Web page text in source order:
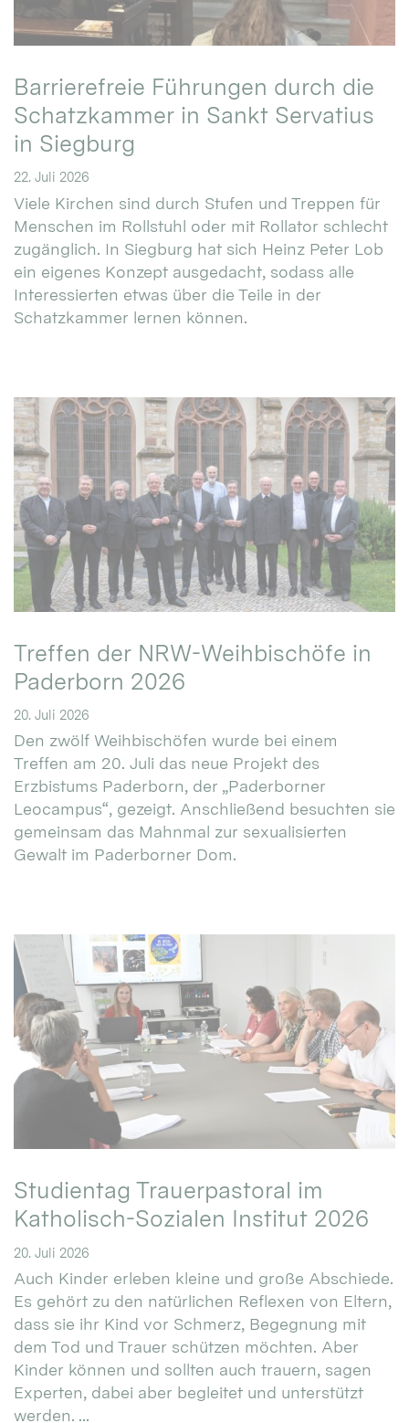
Barrierefreie Führungen durch die
Schatzkammer in Sankt Servatius
in Siegburg
22. Juli 2026
Viele Kirchen sind durch Stufen und Treppen für
Menschen im Rollstuhl oder mit Rollator schlecht
zugänglich. In Siegburg hat sich Heinz Peter Lob
ein eigenes Konzept ausgedacht, sodass alle
Interessierten etwas über die Teile in der
Schatzkammer lernen können.
Treffen der NRW-Weihbischöfe in
Paderborn 2026
20. Juli 2026
Den zwölf Weihbischöfen wurde bei einem
Treffen am 20. Juli das neue Projekt des
Erzbistums Paderborn, der „Paderborner
Leocampus“, gezeigt. Anschließend besuchten sie
gemeinsam das Mahnmal zur sexualisierten
Gewalt im Paderborner Dom.
Studientag Trauerpastoral im
Katholisch-Sozialen Institut 2026
20. Juli 2026
Auch Kinder erleben kleine und große Abschiede.
Es gehört zu den natürlichen Reflexen von Eltern,
dass sie ihr Kind vor Schmerz, Begegnung mit
dem Tod und Trauer schützen möchten. Aber
Kinder können und sollten auch trauern, sagen
Experten, dabei aber begleitet und unterstützt
werden. ...